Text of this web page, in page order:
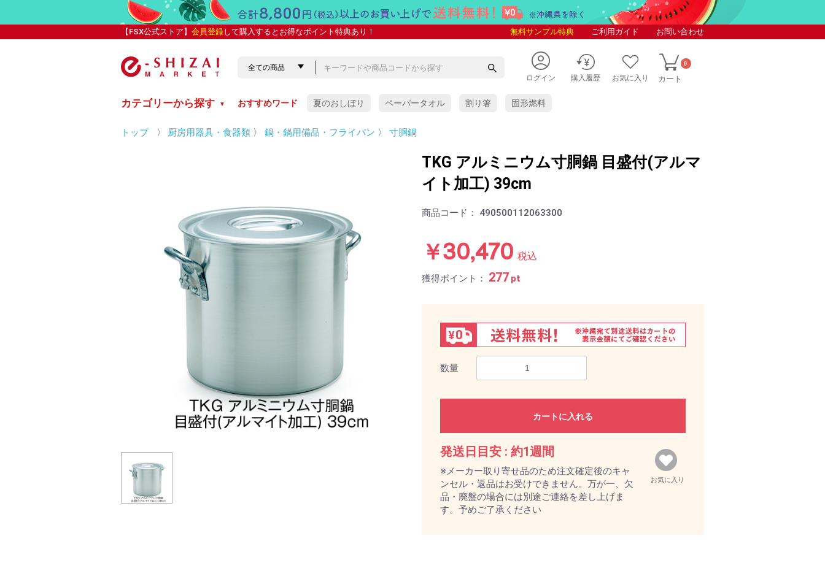
【FSX公式ストア】 会員登録して購入するとお得なポイント特典あり！ 無料サンプル特典 ご利用ガイド お問い合わせ
ログイン 購入履歴 お気に入り カート
0
カテゴリーから探す ▼ おすすめワード 夏のおしぼり ペーパータオル 割り箸 固形燃料
トップ 〉 厨房用器具・食器類 〉 鍋・鍋用備品・フライパン 〉 寸胴鍋
TKG アルミニウム寸胴鍋 目盛付(アルマ
イト加工) 39cm
商品コード： 490500112063300
￥30,470 税込
獲得ポイント： 277 pt
数量
カートに入れる
お気に入り
発送日目安 : 約1週間
※メーカー取り寄せ品のため注文確定後のキャ
ンセル・返品はお受けできません。万が一、欠
品・廃盤の場合には別途ご連絡を差し上げま
す。予めご了承ください